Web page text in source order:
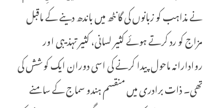
نے مذاہب کو زبانوں کی گانٹھ میں باندھ دینے کے ماقبل
مزاج کو رد کرتے ہوئے کثیر لسانی، کثیر تہذیبی اور
روادارانہ ماحول پیدا کرنے کی اسی دوران ایک کوشش کی
تھی۔ ذات برادری میں منقسم ہندو سماج کے سامنے